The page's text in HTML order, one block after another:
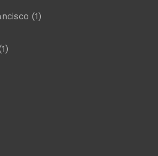
(1)
(1)